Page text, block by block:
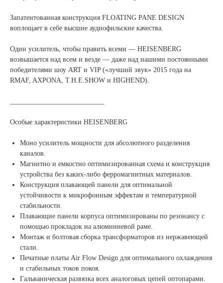
Запатентованная конструкция FLOATING PANE DESIGN
воплощает в себе высшие аудиофильские качества.
Один усилитель, чтобы править всеми — HEISENBERG
возвышается над всем и везде — даже над нашими постоянными
победителями шоу ART и VIP («лучший звук» 2015 года на
RMAF, AXPONA, T.H.E.SHOW и HIGHEND).
Особые характеристики HEISENBERG
Моно усилитель мощности для абсолютного разделения
каналов.
Магнитно и емкостно оптимизированная схема и конструкция
устройства без каких-либо ферромагнитных материалов.
Конструкция плавающей панели для оптимальной
устойчивости к микрофонным эффектам и температурной
стабильности.
Плавающие панели корпуса оптимизированы по резонансу с
помощью прокладок на алюминиевой раме.
Монтаж и болтовая сборка трансформаторов из нержавеющей
стали.
Печатные платы Air Flow Design для оптимального охлаждения
и стабильных токов покоя.
Гальваническая развязка всех аналоговых цепей оптопарами.